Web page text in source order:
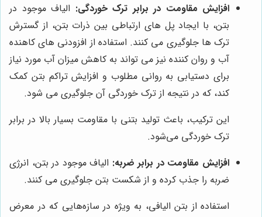
افزایش مقاومت در برابر ترک خوردگی: الیاف موجود در
بتن، با ایجاد پل های ارتباطی بین ذرات بتن، از گسترش
ترک ها جلوگیری می کنند. استفاده از افزودنی های کاهنده
آب و روان کننده نیز می تواند به کاهش میزان آب مورد نیاز
برای دستیابی به روانی مطلوب و افزایش تراکم بتن کمک
کند، که در نتیجه از ترک خوردگی آن جلوگیری می شود.
این ترکیب، باعث تولید بتنی با مقاومت بسیار بالا در برابر
ترک خوردگی می‌شود.
افزایش مقاومت در برابر ضربه: الیاف موجود در بتن، انرژی
ضربه را جذب کرده و از شکست بتن جلوگیری می کنند.
استفاده از بتن الیافی، به ویژه در سازه‌هایی که در معرض